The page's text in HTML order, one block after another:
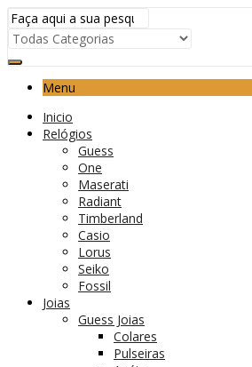
Menu
Inicio
Relógios
Guess
One
Maserati
Radiant
Timberland
Casio
Lorus
Seiko
Fossil
Joias
Guess Joias
Colares
Pulseiras